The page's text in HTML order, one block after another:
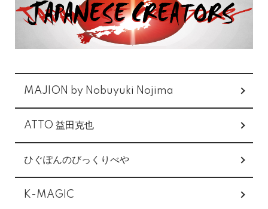
グループ一覧
MAJION by Nobuyuki Nojima
ATTO 益田克也
ひぐぽんのびっくりべや
K-MAGIC